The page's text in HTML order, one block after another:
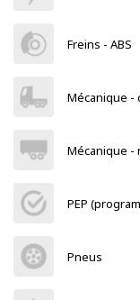
Freins - ABS
Mécanique -
Mécanique -
PEP
Pneus